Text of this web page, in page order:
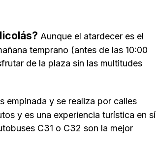
Aunque el atardecer es el
temprano (antes de las 10:00
de la plaza sin las multitudes
empinada y se realiza por calles
y es una experiencia turística en sí
C31 o C32 son la mejor